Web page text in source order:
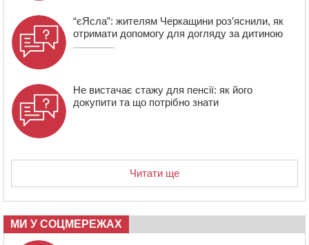
“єЯсла”: жителям Черкащини роз’яснили, як
отримати допомогу для догляду за дитиною
Не вистачає стажу для пенсії: як його
докупити та що потрібно знати
Читати ще
МИ У СОЦМЕРЕЖАХ